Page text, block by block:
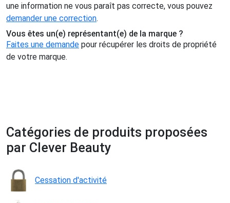
une information ne vous paraît pas correcte, vous pouvez
demander une correction.
Vous êtes un(e) représentant(e) de la marque ?
Faites une demande pour récupérer les droits de propriété
de votre marque.
Catégories de produits proposées
par Clever Beauty
Cessation d'activité